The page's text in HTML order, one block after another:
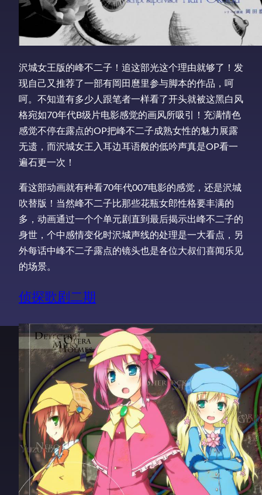
沢城女王版的峰不二子！追这部光这个理由就够了！发
现自己又推荐了一部有岡田麿里参与脚本的作品，呵
呵。不知道有多少人跟笔者一样看了开头就被这黑白风
格宛如70年代B级片电影感觉的画风所吸引！充满情色
感觉不停在露点的OP把峰不二子成熟女性的魅力展露
无遗，而沢城女王入耳边耳语般的低吟声真是OP看一
遍石更一次！
看这部动画就有种看70年代007电影的感觉，还是沢城
吹替版！当然峰不二子比那些花瓶女郎性格要丰满的
多，动画通过一个个单元剧直到最后揭示出峰不二子的
身世，个中感情变化时沢城声线的处理是一大看点，另
外每话中峰不二子露点的镜头也是各位大叔们喜闻乐见
的场景。
侦探歌剧二期